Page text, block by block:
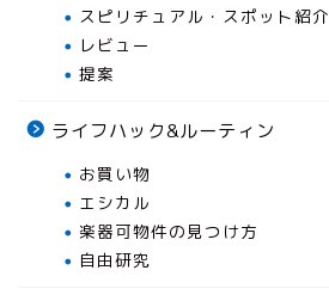
スピリチュアル・スポット紹介
レビュー
提案
ライフハック&ルーティン
お買い物
エシカル
楽器可物件の見つけ方
自由研究